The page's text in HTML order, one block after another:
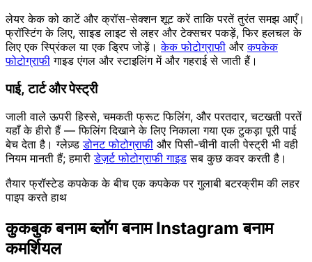
लेयर केक को काटें और क्रॉस-सेक्शन शूट करें ताकि परतें तुरंत समझ आएँ।
फ्रॉस्टिंग के लिए, साइड लाइट से लहर और टेक्सचर पकड़ें, फिर हलचल के
लिए एक स्प्रिंकल या एक ड्रिप जोड़ें।केक फोटोग्राफी औरकपकेक
फोटोग्राफी गाइड एंगल और स्टाइलिंग में और गहराई से जाती हैं।
पाई, टार्ट और पेस्ट्री
जाली वाले ऊपरी हिस्से, चमकती फ्रूट फिलिंग, और परतदार, चटखती परतें
यहाँ के हीरो हैं — फिलिंग दिखाने के लिए निकाला गया एक टुकड़ा पूरी पाई
बेच देता है। ग्लेज़्डडोनट फोटोग्राफी और पिसी-चीनी वाली पेस्ट्री भी वही
नियम मानती हैं; हमारीडेज़र्ट फोटोग्राफी गाइड सब कुछ कवर करती है।
तैयार फ्रॉस्टेड कपकेक के बीच एक कपकेक पर गुलाबी बटरक्रीम की लहर
पाइप करते हाथ
कुकबुक बनाम ब्लॉग बनाम Instagram बनाम
कमर्शियल